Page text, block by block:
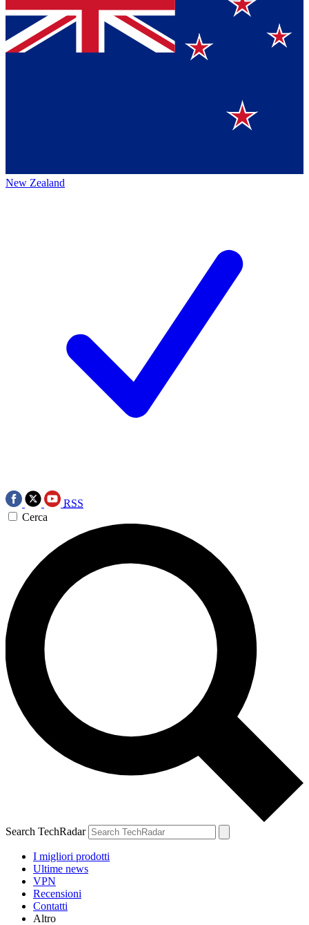
New Zealand
RSS
Cerca
Search TechRadar
I migliori prodotti
Ultime news
VPN
Recensioni
Contatti
Altro